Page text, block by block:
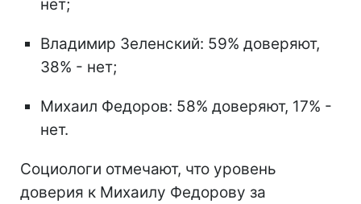
нет;
Владимир Зеленский: 59% доверяют,
38% - нет;
Михаил Федоров: 58% доверяют, 17% -
нет.
Социологи отмечают, что уровень
доверия к Михаилу Федорову за